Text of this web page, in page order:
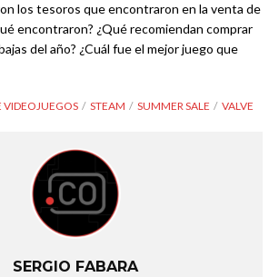
los tesoros que encontraron en la venta de
encontraron? ¿Qué recomiendan comprar
del año? ¿Cuál fue el mejor juego que
VIDEOJUEGOS STEAM SUMMER SALE VALVE
SERGIO FABARA